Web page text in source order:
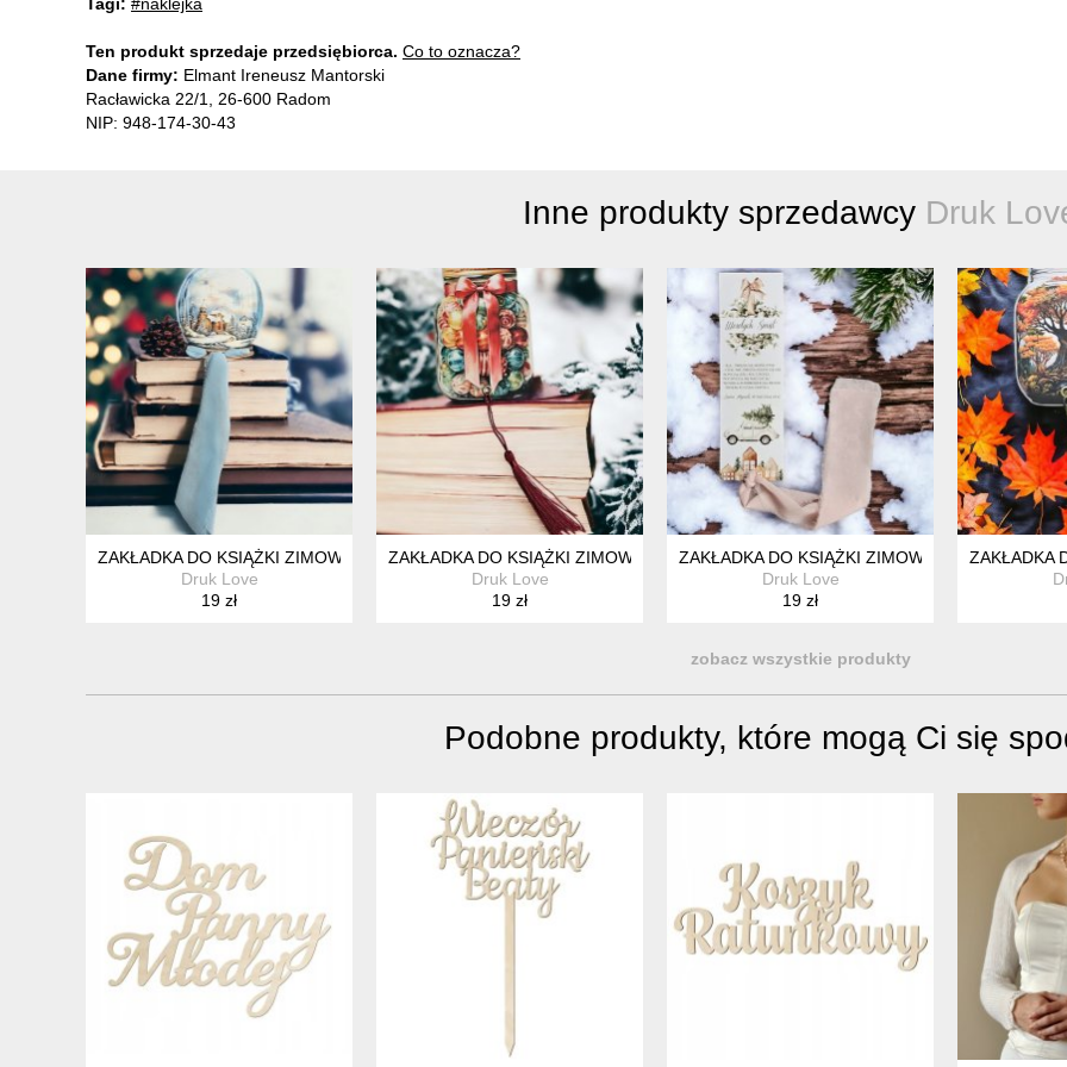
Ten produkt sprzedaje przedsiębiorca. Co to oznacza?
Dane firmy: Elmant Ireneusz Mantorski
Racławicka 22/1, 26-600 Radom
NIP: 948-174-30-43
Inne produkty sprzedawcy Druk
ZAKŁADKA DO KSIĄŻKI ZIMOWA KULA ŚNIEŻNA 2
Druk Love
19 zł
ZAKŁADKA DO KSIĄŻKI ZIMOWY SŁÓJ SWIĄTECZNY CUKIERKI
Druk Love
19 zł
ZAKŁADKA DO KSIĄŻKI ZIMOWY GARBUS
Druk Love
19 zł
ZAKŁADKA
zobacz wszystkie produkty
Podobne produkty, które mogą Ci się